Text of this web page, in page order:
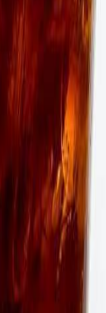
enmascaren el
a algunas
los
a los
de refrescos
gaseosas